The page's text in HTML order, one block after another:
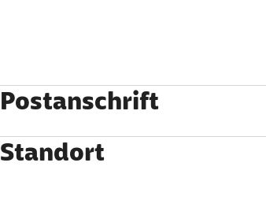
Postanschrift
Standort